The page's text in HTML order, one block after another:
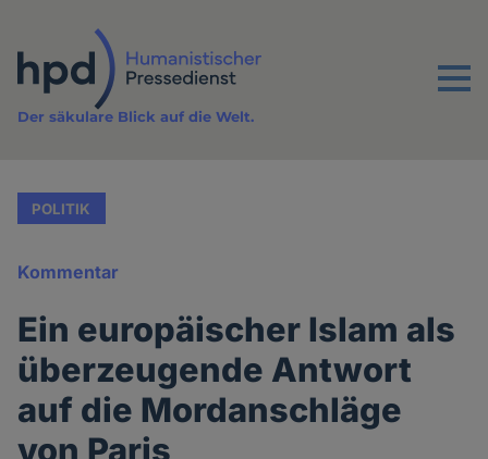
Inhalt
Menu
Der säkulare Blick auf die Welt.
POLITIK
Kommentar
Ein europäischer Islam als
überzeugende Antwort
auf die Mordanschläge
von Paris